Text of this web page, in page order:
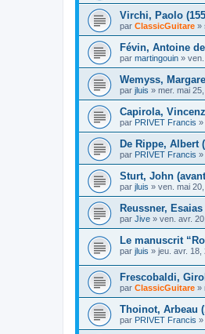
Virchi, Paolo
par ClassicGuitare »
Févin, Antoine
par martingouin »
Wemyss,
par jluis » mer. mai
Capirola,
par PRIVET Francis »
De Rippe, Albert
par PRIVET Francis »
Sturt, John
par jluis » ven. mai
Reussner, Esaias
par Jive » ven. avr.
Le manuscrit
par jluis » jeu. avr. 18,
Frescobaldi,
par ClassicGuitare »
Thoinot, Arbeau
par PRIVET Francis »